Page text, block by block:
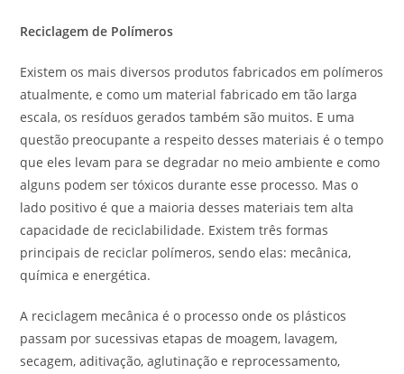
Reciclagem de Polímeros
Existem os mais diversos produtos fabricados em polímeros
atualmente, e como um material fabricado em tão larga
escala, os resíduos gerados também são muitos. E uma
questão preocupante a respeito desses materiais é o tempo
que eles levam para se degradar no meio ambiente e como
alguns podem ser tóxicos durante esse processo. Mas o
lado positivo é que a maioria desses materiais tem alta
capacidade de reciclabilidade. Existem três formas
principais de reciclar polímeros, sendo elas: mecânica,
química e energética.
A reciclagem mecânica é o processo onde os plásticos
passam por sucessivas etapas de moagem, lavagem,
secagem, aditivação, aglutinação e reprocessamento,